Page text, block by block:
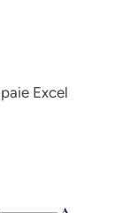
Excel